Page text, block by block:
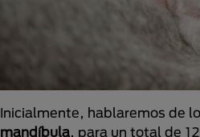
Inicialmente, hablaremos de
mandíbula, para un total de